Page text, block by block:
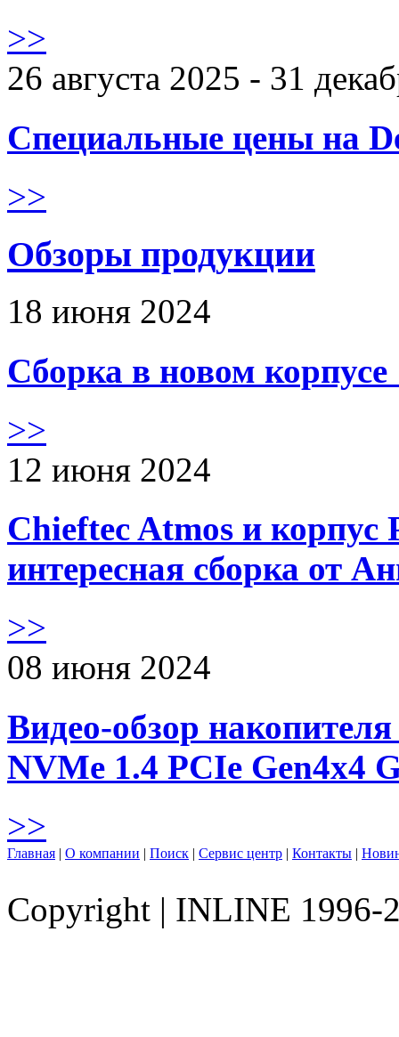
>>
26 августа 2025 - 31
Специальные цены на
>>
Обзоры продукции
18 июня 2024
Сборка в новом
>>
12 июня 2024
Chieftec Atmos и корпус
интересная сборка от
>>
08 июня 2024
Видео-обзор
NVMe 1.4 PCIe Gen4х4
>>
Главная | О компании | Поиск | Сервис центр | Контакты |
Copyright | INLINE 1996-